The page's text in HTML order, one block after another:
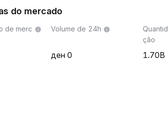
do mercado
de merc
Volume de 24h
0
ção
1.70B